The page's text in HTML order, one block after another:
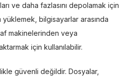
ve daha fazlasını depolamak için
yüklemek, bilgisayarlar arasında
makinelerinden veya
için kullanılabilir.
güvenli değildir. Dosyalar,